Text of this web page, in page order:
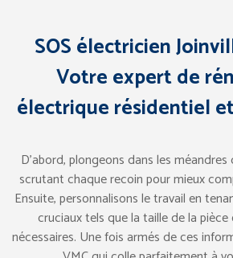
SOS électricien
Votre expert de
électrique résidentiel
D’abord, plongeons dans les
scrutant chaque recoin pour mieux
Ensuite, personnalisons le travail en
cruciaux tels que la taille de la pièce
nécessaires. Une fois armés de ces